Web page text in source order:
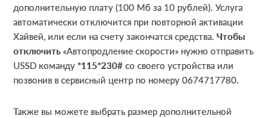
дополнительную плату (100 Мб за 10 рублей). Услуга
автоматически отключится при повторной активации
Хайвей, или если на счету закончатся средства.Чтобы
отключить«Автопродление скорости» нужно отправить
USSD команду*115*230#со своего устройства или
позвонив в сервисный центр по номеру 0674717780.
Также вы можете выбрать размер дополнительной